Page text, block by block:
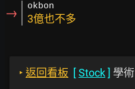
→ okbon
3億也不多
‣ 返回看板 [Stock] 學術